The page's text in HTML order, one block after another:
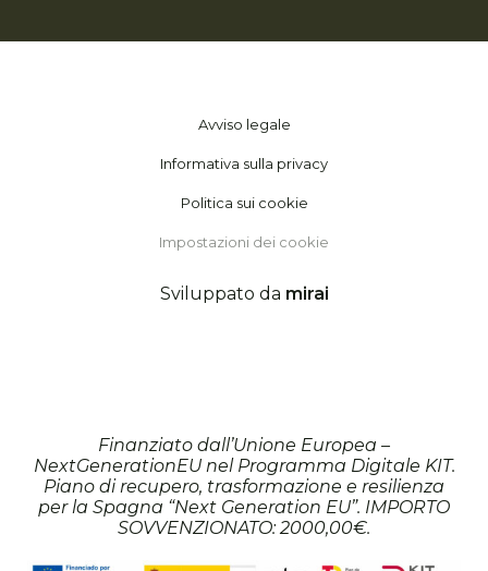
Avviso legale
Informativa sulla privacy
Politica sui cookie
Impostazioni dei cookie
Sviluppato da mirai
Finanziato dall’Unione Europea –
NextGenerationEU nel Programma Digitale KIT.
Piano di recupero, trasformazione e resilienza
per la Spagna “Next Generation EU”. IMPORTO
SOVVENZIONATO: 2000,00€.